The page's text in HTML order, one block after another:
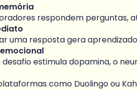
respondem perguntas,
uma resposta gera
desafio estimula dopamina, o
como Duolingo ou